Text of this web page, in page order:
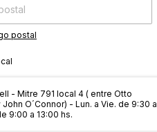
postal
- Mitre 791 local 4 ( entre Otto
O´Connor) - Lun. a Vie. de 9:30 a
9:00 a 13:00 hs.